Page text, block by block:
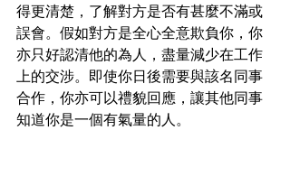
得更清楚，了解對方是否有甚麼不滿或
誤會。假如對方是全心全意欺負你，你
亦只好認清他的為人，盡量減少在工作
上的交涉。即使你日後需要與該名同事
合作，你亦可以禮貌回應，讓其他同事
知道你是一個有氣量的人。